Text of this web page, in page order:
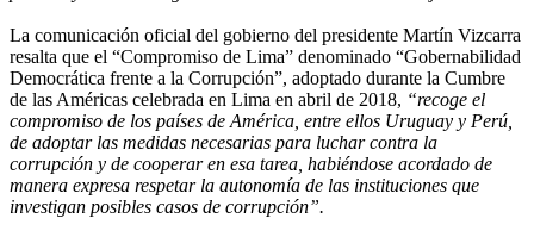
La comunicación oficial del gobierno del presidente Martín Vizcarra
resalta que el “Compromiso de Lima” denominado “Gobernabilidad
Democrática frente a la Corrupción”, adoptado durante la Cumbre
de las Américas celebrada en Lima en abril de 2018, “recoge el
compromiso de los países de América, entre ellos Uruguay y Perú,
de adoptar las medidas necesarias para luchar contra la
corrupción y de cooperar en esa tarea, habiéndose acordado de
manera expresa respetar la autonomía de las instituciones que
investigan posibles casos de corrupción”.